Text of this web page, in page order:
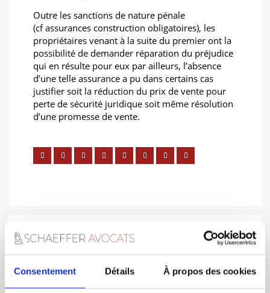
Consentement Détails À propos des cookies
Outre les sanctions de nature pénale
(cf assurances construction obligatoires), les
propriétaires venant à la suite du premier ont la
possibilité de demander réparation du préjudice
qui en résulte pour eux par ailleurs, l’absence
d’une telle assurance a pu dans certains cas
justifier soit la réduction du prix de vente pour
perte de sécurité juridique soit même résolution
d’une promesse de vente.
You must belogged into post a comment.